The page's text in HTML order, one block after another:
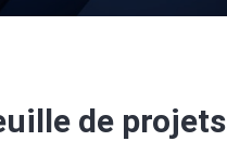
de projets